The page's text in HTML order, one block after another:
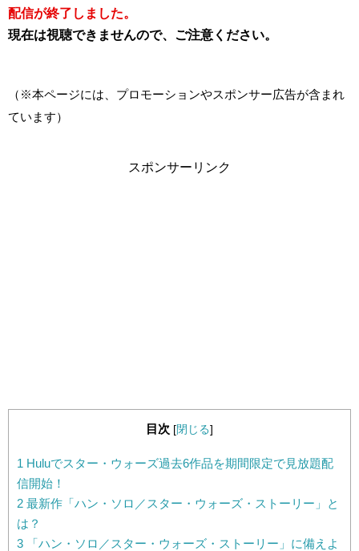
配信が終了しました。
現在は視聴できませんので、ご注意ください。
（※本ページには、プロモーションやスポンサー広告が含まれ
ています）
スポンサーリンク
目次 [閉じる]
1 Huluでスター・ウォーズ過去6作品を期間限定で見放題配
信開始！
2 最新作「ハン・ソロ／スター・ウォーズ・ストーリー」と
は？
3 「ハン・ソロ／スター・ウォーズ・ストーリー」に備えよ